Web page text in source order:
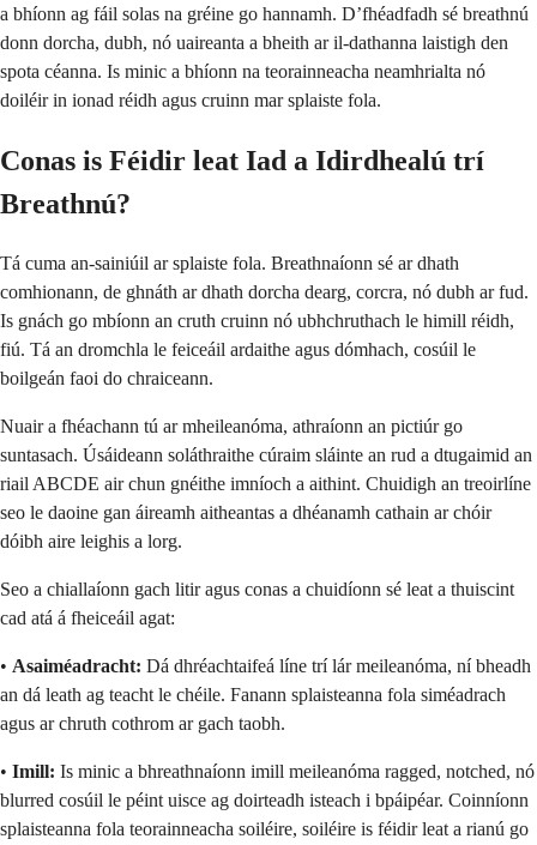
a bhíonn ag fáil solas na gréine go hannamh. D’fhéadfadh sé breathnú
donn dorcha, dubh, nó uaireanta a bheith ar il-dathanna laistigh den
spota céanna. Is minic a bhíonn na teorainneacha neamhrialta nó
doiléir in ionad réidh agus cruinn mar splaiste fola.
Conas is Féidir leat Iad a Idirdhealú trí
Breathnú?
Tá cuma an-sainiúil ar splaiste fola. Breathnaíonn sé ar dhath
comhionann, de ghnáth ar dhath dorcha dearg, corcra, nó dubh ar fud.
Is gnách go mbíonn an cruth cruinn nó ubhchruthach le himill réidh,
fiú. Tá an dromchla le feiceáil ardaithe agus dómhach, cosúil le
boilgeán faoi do chraiceann.
Nuair a fhéachann tú ar mheileanóma, athraíonn an pictiúr go
suntasach. Úsáideann soláthraithe cúraim sláinte an rud a dtugaimid an
riail ABCDE air chun gnéithe imníoch a aithint. Chuidigh an treoirlíne
seo le daoine gan áireamh aitheantas a dhéanamh cathain ar chóir
dóibh aire leighis a lorg.
Seo a chiallaíonn gach litir agus conas a chuidíonn sé leat a thuiscint
cad atá á fheiceáil agat:
• Asaiméadracht: Dá dhréachtaifeá líne trí lár meileanóma, ní bheadh
an dá leath ag teacht le chéile. Fanann splaisteanna fola siméadrach
agus ar chruth cothrom ar gach taobh.
• Imill: Is minic a bhreathnaíonn imill meileanóma ragged, notched, nó
blurred cosúil le péint uisce ag doirteadh isteach i bpáipéar. Coinníonn
splaisteanna fola teorainneacha soiléire, soiléire is féidir leat a rianú go